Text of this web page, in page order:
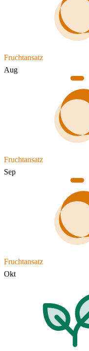
Fruchtansatz
Aug
Fruchtansatz
Sep
Fruchtansatz
Okt